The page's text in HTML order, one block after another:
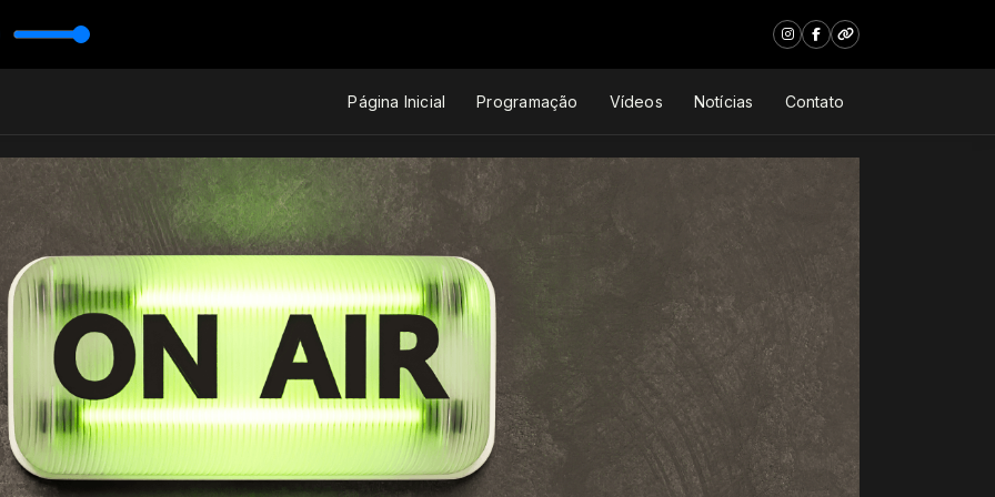
Página Inicial Programação Vídeos Notícias Contato